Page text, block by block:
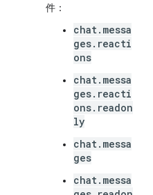
件：
chat.messa
ges.reacti
ons
chat.messa
ges.reacti
ons.readon
ly
chat.messa
ges
chat.messa